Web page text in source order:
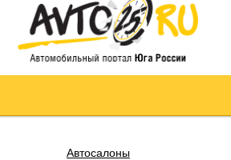
Автосалоны